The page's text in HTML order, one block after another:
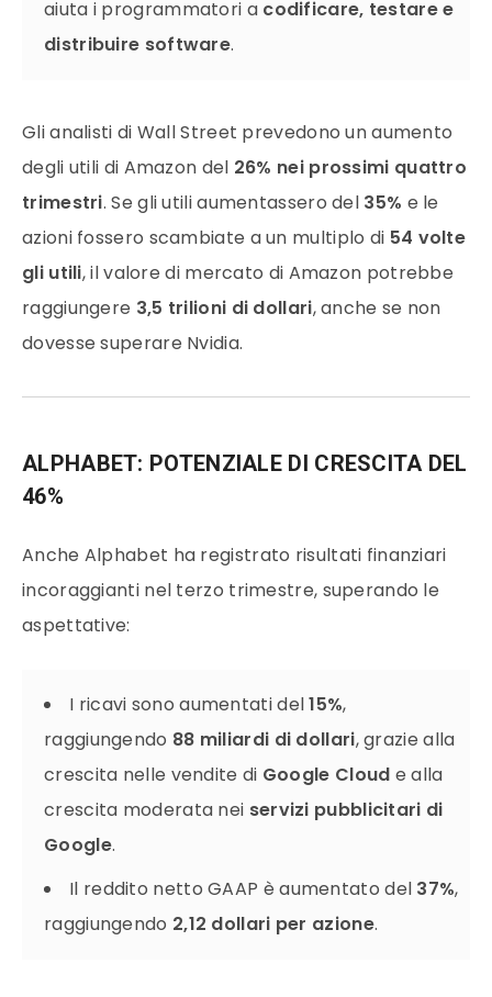
aiuta i programmatori a codificare, testare e
distribuire software.
Gli analisti di Wall Street prevedono un aumento
degli utili di Amazon del 26% nei prossimi quattro
trimestri. Se gli utili aumentassero del 35% e le
azioni fossero scambiate a un multiplo di 54 volte
gli utili, il valore di mercato di Amazon potrebbe
raggiungere 3,5 trilioni di dollari, anche se non
dovesse superare Nvidia.
ALPHABET: POTENZIALE DI CRESCITA DEL
46%
Anche Alphabet ha registrato risultati finanziari
incoraggianti nel terzo trimestre, superando le
aspettative:
I ricavi sono aumentati del15%,
raggiungendo 88 miliardi di dollari, grazie alla
crescita nelle vendite di Google Cloud e alla
crescita moderata nei servizi pubblicitari di
Google.
Il reddito netto GAAP è aumentato del 37%,
raggiungendo 2,12 dollari per azione.